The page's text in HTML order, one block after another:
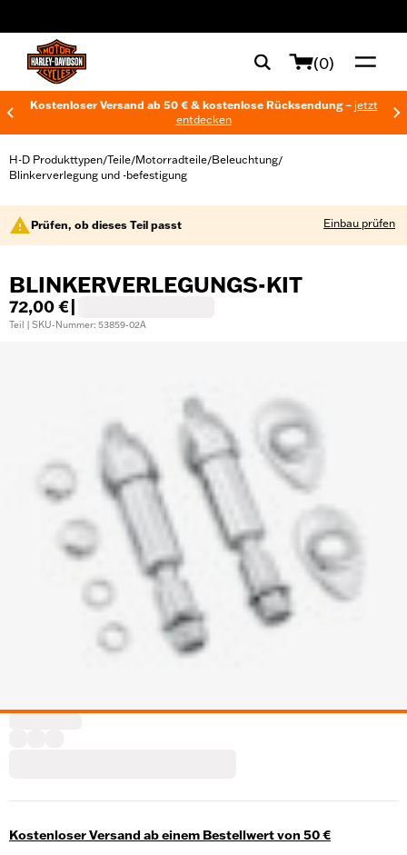
(0)
Kostenloser Versand ab 50 € & kostenlose Rücksendung – jetzt
entdecken
H-D Produkttypen/Teile/Motorradteile/Beleuchtung/
Blinkerverlegung und -befestigung
Prüfen, ob dieses Teil passt Einbau prüfen
BLINKERVERLEGUNGS-KIT
72,00 €
Teil | SKU-Nummer: 53859-02A
Kostenloser Versand ab einem Bestellwert von 50 €